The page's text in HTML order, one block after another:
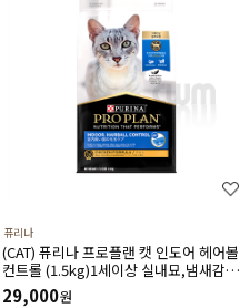
퓨리나
(CAT) 퓨리나 프로플랜 캣 인도어 헤어볼
컨트롤 (1.5kg)1세이상 실내묘,냄새감소,
헤어볼,저칼로리,신장건강,치아건강
29,000원